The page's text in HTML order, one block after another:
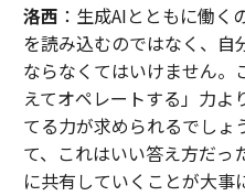
洛西 ：生成AIとともに働
を読み込むのではなく、自
ならなくてはいけません。
えてオペレートする」力よ
てる力が求められるでしょ
て、これはいい答え方だっ
に共有していくことが大事